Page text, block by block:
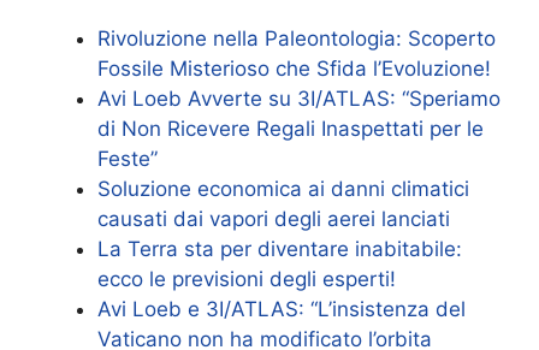
Rivoluzione nella Paleontologia: Scoperto
Fossile Misterioso che Sfida l’Evoluzione!
Avi Loeb Avverte su 3I/ATLAS: “Speriamo
di Non Ricevere Regali Inaspettati per le
Feste”
Soluzione economica ai danni climatici
causati dai vapori degli aerei lanciati
La Terra sta per diventare inabitabile:
ecco le previsioni degli esperti!
Avi Loeb e 3I/ATLAS: “L’insistenza del
Vaticano non ha modificato l’orbita